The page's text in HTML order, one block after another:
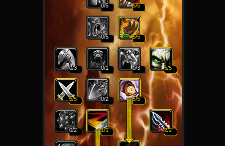
0/5 5/5
0/5 5/5
0/3 0/1 0/3 5/5
5/5 0/2 5/5
0/2 1/1 2/2